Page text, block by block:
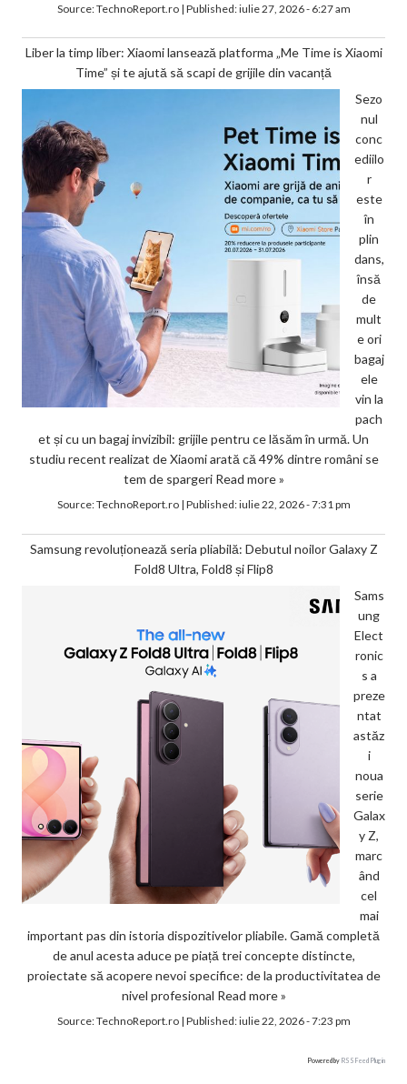
Source:TechnoReport.ro| Published:iulie 27, 2026 - 6:27 am
Liber la timp liber: Xiaomi lansează platforma „Me Time is Xiaomi
Time” și te ajută să scapi de grijile din vacanță
Sezo
nul
conc
ediilo
r
este
în
plin
dans,
însă
de
mult
e ori
bagaj
ele
vin la
pach
et și cu un bagaj invizibil: grijile pentru ce lăsăm în urmă. Un
studiu recent realizat de Xiaomi arată că 49% dintre români se
tem de spargeri Read more »
Source:TechnoReport.ro| Published:iulie 22, 2026 - 7:31 pm
Samsung revoluționează seria pliabilă: Debutul noilor Galaxy Z
Fold8 Ultra, Fold8 și Flip8
Sams
ung
Elect
ronic
s a
preze
ntat
astăz
i
noua
serie
Galax
y Z,
marc
ând
cel
mai
important pas din istoria dispozitivelor pliabile. Gamă completă
de anul acesta aduce pe piață trei concepte distincte,
proiectate să acopere nevoi specifice: de la productivitatea de
nivel profesional Read more »
Source:TechnoReport.ro| Published:iulie 22, 2026 - 7:23 pm
Powered by RSS Feed Plugin